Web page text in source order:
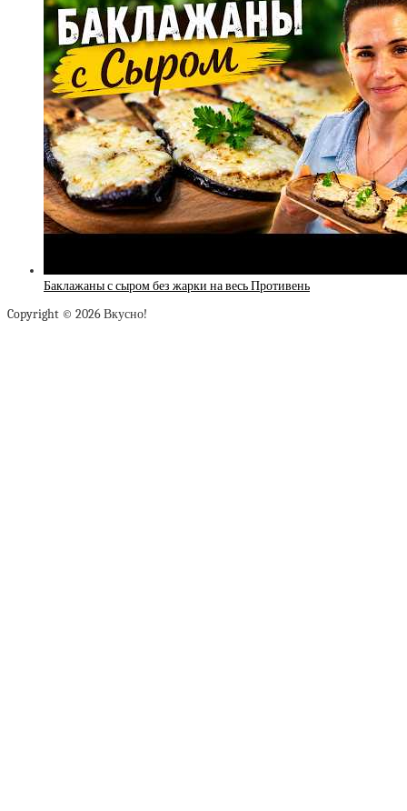
Баклажаны с сыром без жарки на весь Противень
Copyright © 2026 Вкусно!